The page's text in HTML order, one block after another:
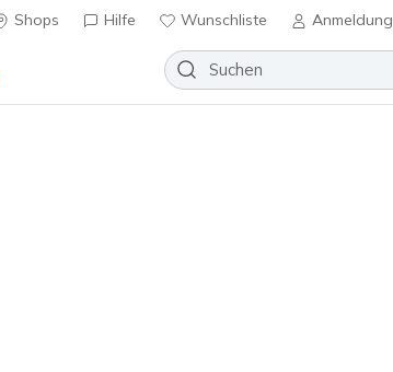
Shops Hilfe Wunschliste Anmeldung